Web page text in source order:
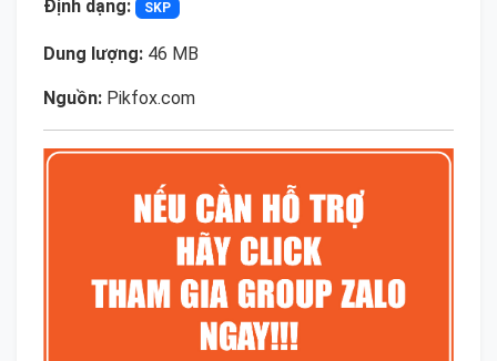
Định dạng: SKP
Dung lượng: 46 MB
Nguồn: Pikfox.com